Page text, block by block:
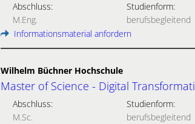
Abschluss:
M.Eng.
Studienform:
berufsbegleitend
Informationsmaterial anfordern
Wilhelm Büchner Hochschule
Master of Science - Digital
Abschluss:
M.Sc.
Studienform:
berufsbegleitend